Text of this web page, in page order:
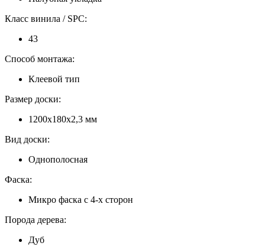
Класс винила / SPC:
43
Способ монтажа:
Клеевой тип
Размер доски:
1200х180х2,3 мм
Вид доски:
Однополосная
Фаска:
Микро фаска с 4-х сторон
Порода дерева:
Дуб